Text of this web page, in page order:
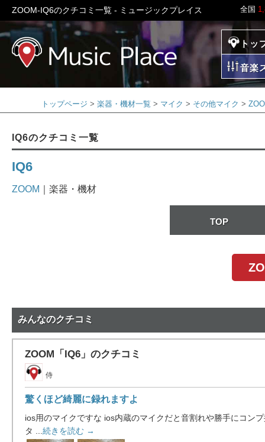
全国
ZOOM-IQ6のクチコミ一覧 - ミュージックプレイス
ミュージックプレイ
トッ
音楽
トップページ 楽器・機材一覧 マイク その他マイク
IQ6のクチコミ一覧
IQ6
ZOOM ｜楽器・機材
TOP
みんなのクチコミ
ZOOM「IQ6」のクチコミ
侍
驚くほど綺麗に録れますよ
ios用のマイクですな ios内蔵のマイクだと音割れや勝手にコン
タ ... 続きを読む →